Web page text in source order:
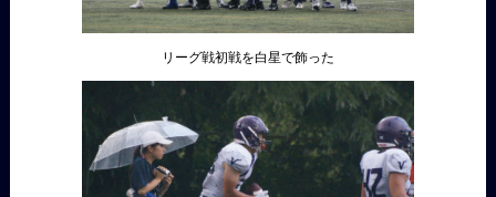
リーグ戦初戦を白星で飾った